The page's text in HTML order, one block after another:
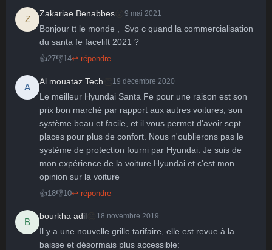
Z
Zakariae Benabbes 9 mai 2021
Bonjour tt le monde ,  Svp c quand la commercialisation
du santa fe facelift 2021 ?
👍27👎14↩ répondre
A
Al mouataz Tech 19 décembre 2020
Le meilleur Hyundai Santa Fe pour une raison est son
prix bon marché par rapport aux autres voitures, son
système beau et facile, et il vous permet d'avoir sept
places pour plus de confort. Nous n'oublierons pas le
système de protection fourni par Hyundai. Je suis de
mon expérience de la voiture Hyundai et c'est mon
opinion sur la voiture
👍18👎10↩ répondre
B
bourkha adil 18 novembre 2019
Il y a une nouvelle grille tarifaire, elle est revue à la
baisse et désormais plus accessible: